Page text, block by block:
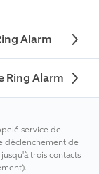
Alarm
Ring Alarm
service de
déclenchement de
trois contacts